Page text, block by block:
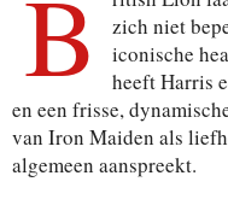
B
zich niet
iconische
heeft Harris
en een frisse,
van Iron Maiden als
algemeen aanspreekt.